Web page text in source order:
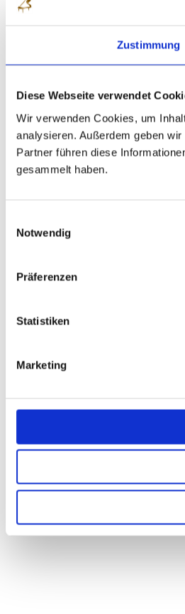
Zustimmung
Diese Webseite verwendet
Wir verwenden Cookies, um
analysieren. Außerdem geben
Partner führen diese
gesammelt haben.
Notwendig
Präferenzen
Statistiken
Marketing